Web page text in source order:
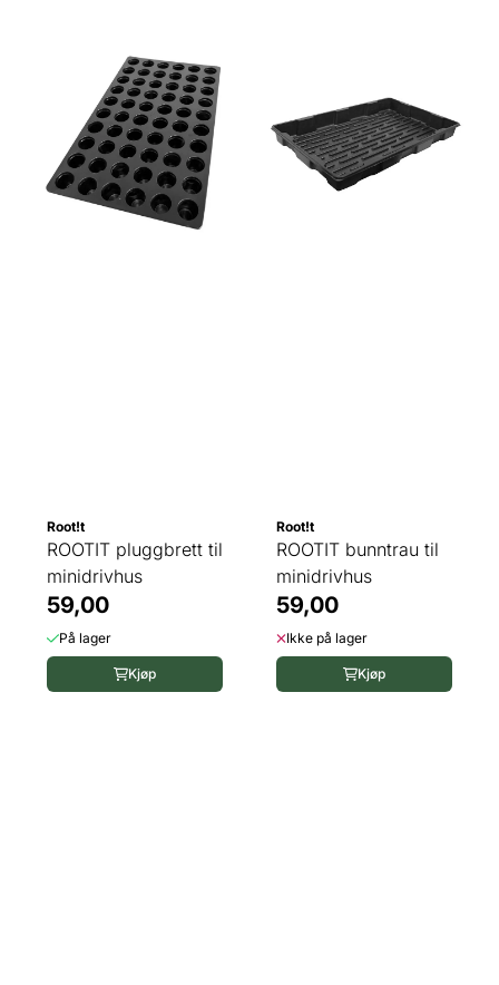
Root!t
ROOTIT pluggbrett til
minidrivhus
59,00
På lager
Kjøp
Root!t
ROOTIT bunntrau til
minidrivhus
59,00
Ikke på lager
Kjøp